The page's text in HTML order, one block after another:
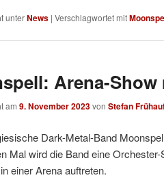
unterNews | Verschlagwortet mit
Arena-
am 9. November 2023von Stefan
Dark-Metal-Band
Mal wird die Band eine
einer Arena auftreten.